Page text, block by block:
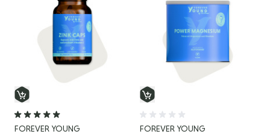
FOREVER YOUNG FOREVER YOUNG